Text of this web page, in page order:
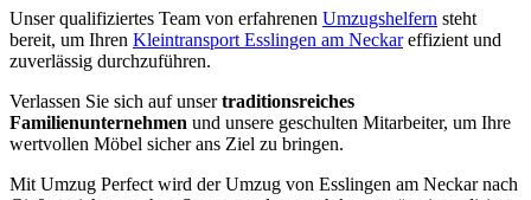
Unser qualifiziertes Team von erfahrenen Umzugshelfern steht
bereit, um Ihren Kleintransport Esslingen am Neckareffizient und
zuverlässig durchzuführen.
Verlassen Sie sich auf unsertraditionsreiches
Familienunternehmen und unsere geschulten Mitarbeiter, um Ihre
wertvollen Möbel sicher ans Ziel zu bringen.
Mit Umzug Perfect wird der Umzug von Esslingen am Neckar nach